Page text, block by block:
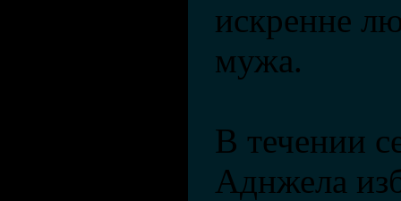
искренне
мужа.
В течении
Аднжела